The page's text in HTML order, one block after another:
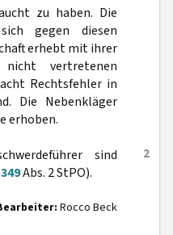
zu haben. Die
gegen diesen
erhebt mit ihrer
nicht vertretenen
Rechtsfehler in
Die Nebenkläger
erhoben.
2
sind
349Abs. 2 StPO).
Rocco Beck